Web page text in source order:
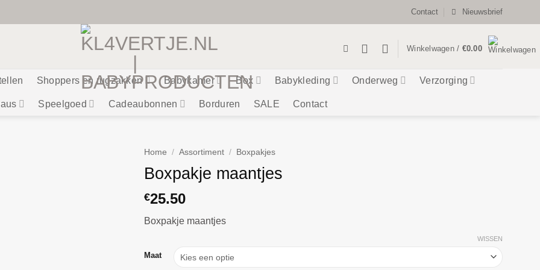
Contact Nieuwsbrief
Winkelwagen / €0.00
Shoppers en rugzakken Babykamer Box Babykleding Onderweg Verzorging
Speelgoed Cadeaubonnen Borduren SALE Contact
Home / Assortiment / Boxpakjes
Boxpakje maantjes
€25.50
Boxpakje maantjes
Maat
WISSEN